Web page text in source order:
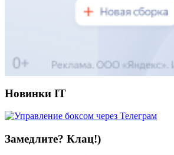
Новинки IT
Замедлите? Клац!)